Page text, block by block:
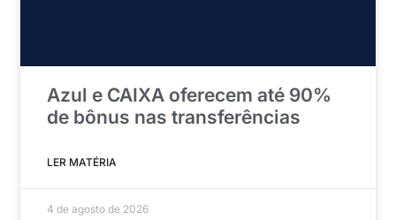
Azul e CAIXA oferecem até 90%
de bônus nas transferências
LER MATÉRIA
4 de agosto de 2026